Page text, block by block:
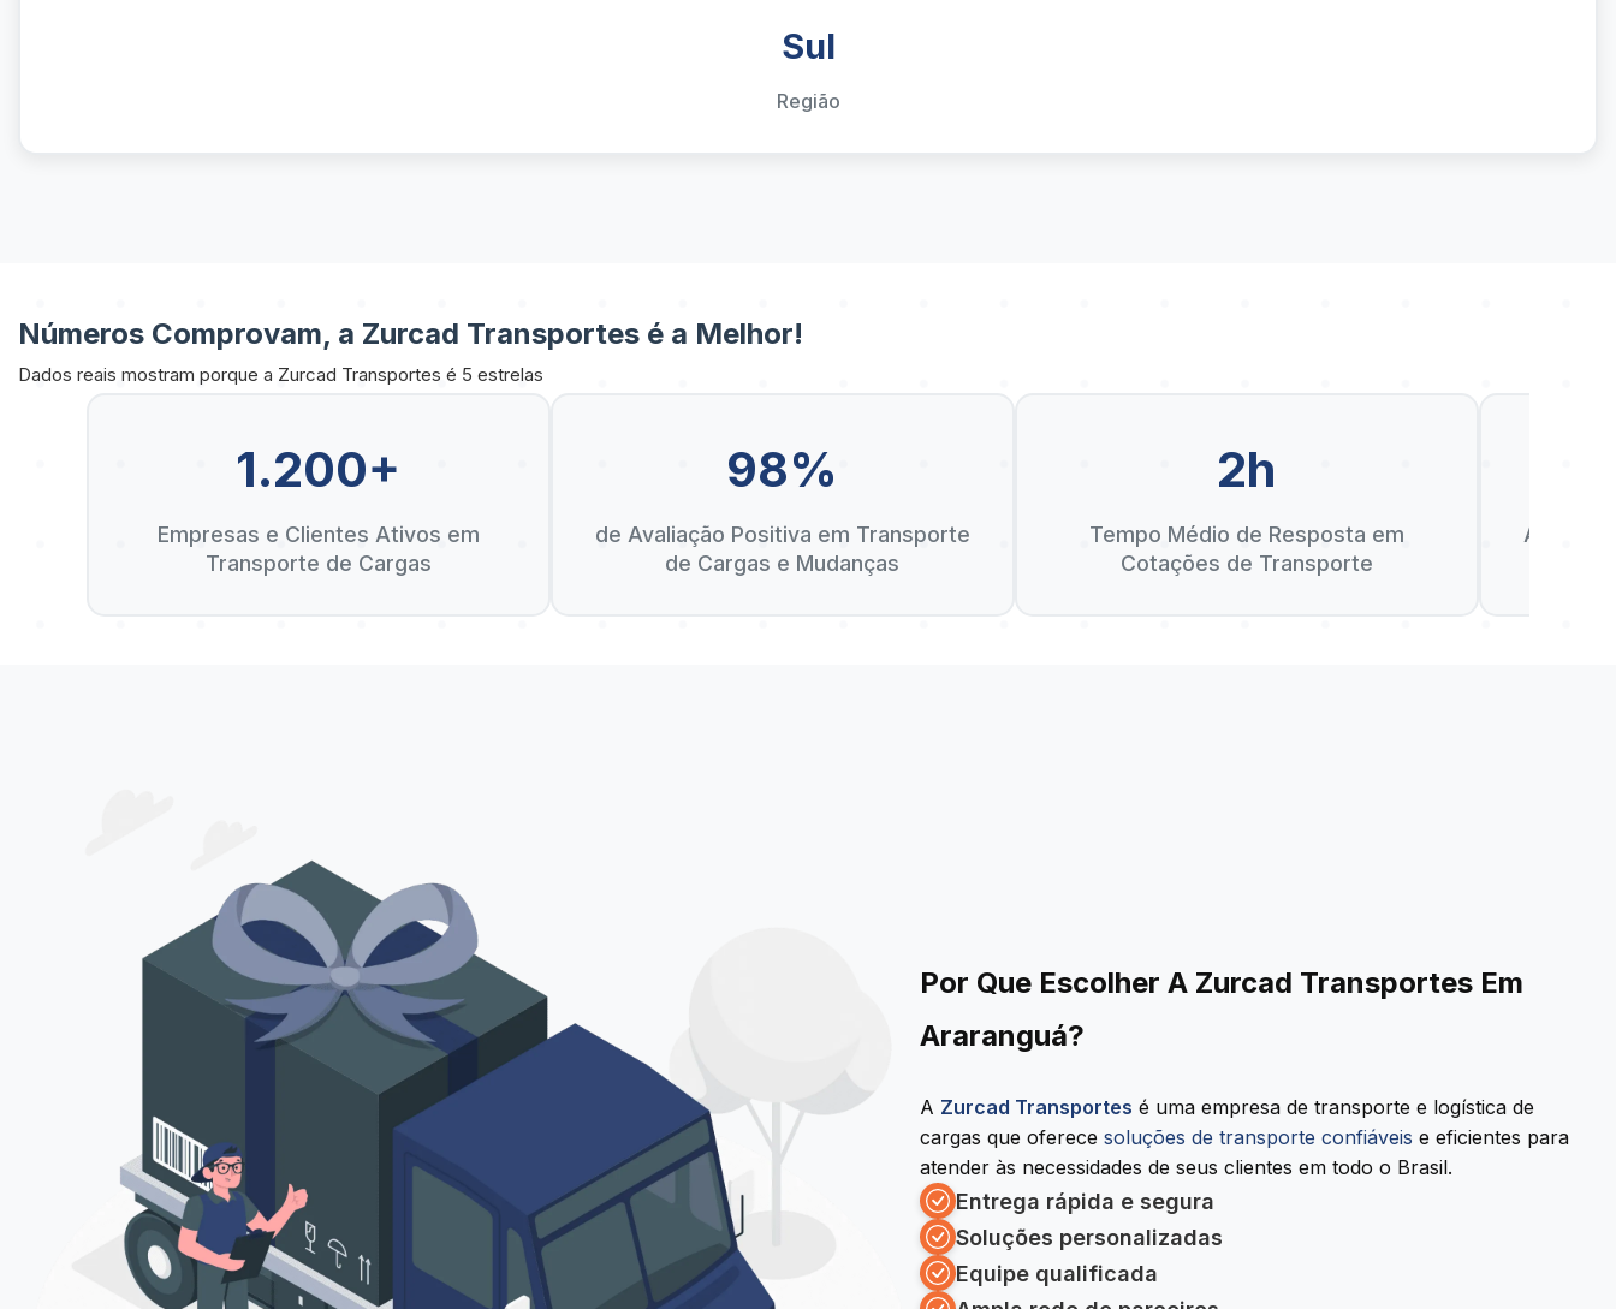
Sul
Região
Números Comprovam, a Zurcad Transportes é a Melhor!
Dados reais mostram porque a Zurcad Transportes é 5 estrelas
1.200+
Empresas e Clientes Ativos em
Transporte de Cargas
98%
de Avaliação Positiva em Transporte
de Cargas e Mudanças
2h
Tempo Médio de Resposta em
Cotações de Transporte
Anos
Por Que Escolher A Zurcad Transportes Em
Araranguá?
A Zurcad Transportes é uma empresa de transporte e logística de
cargas que oferece soluções de transporte confiáveis e eficientes para
atender às necessidades de seus clientes em todo o Brasil.
Entrega rápida e segura
Soluções personalizadas
Equipe qualificada